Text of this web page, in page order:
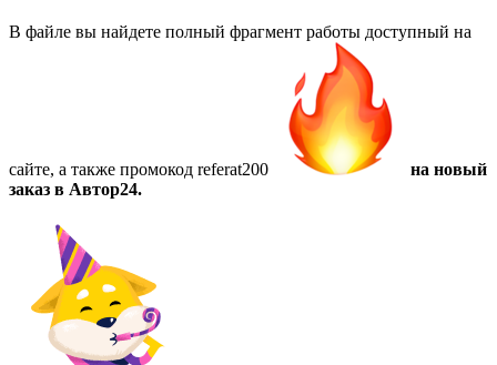
В файле вы найдете полный фрагмент работы доступный на
сайте, а также промокод referat200
на новый
заказ в Автор24.